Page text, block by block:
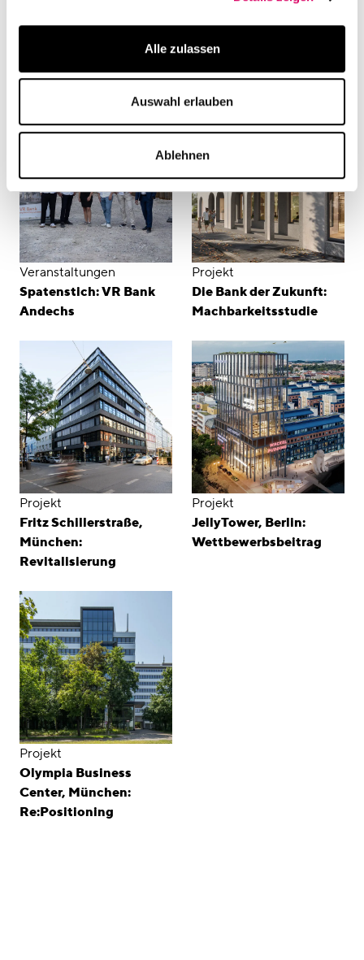
Alle zulassen
Auswahl erlauben
Ablehnen
Weiterführende Inhalte
Veranstaltungen
Spatenstich: VR Bank
Andechs
Projekt
Die Bank der Zukunft:
Machbarkeitsstudie
Projekt
Fritz Schillerstraße,
München:
Revitalisierung
Projekt
JellyTower, Berlin:
Wettbewerbsbeitrag
Projekt
Olympia Business
Center, München:
Re:Positioning